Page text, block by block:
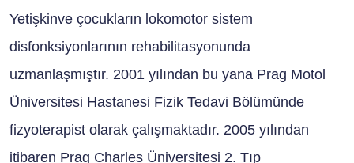
Yetişkinve çocukların lokomotor sistem
disfonksiyonlarının rehabilitasyonunda
uzmanlaşmıştır. 2001 yılından bu yana Prag Motol
Üniversitesi Hastanesi Fizik Tedavi Bölümünde
fizyoterapist olarak çalışmaktadır. 2005 yılından
itibaren Prag Charles Üniversitesi 2. Tıp